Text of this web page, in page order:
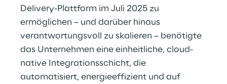
Delivery-Plattform im Juli 2025 zu
ermöglichen – und darüber hinaus
verantwortungsvoll zu skalieren – benötigte
das Unternehmen eine einheitliche, cloud-
native Integrationsschicht, die
automatisiert, energieeffizient und auf